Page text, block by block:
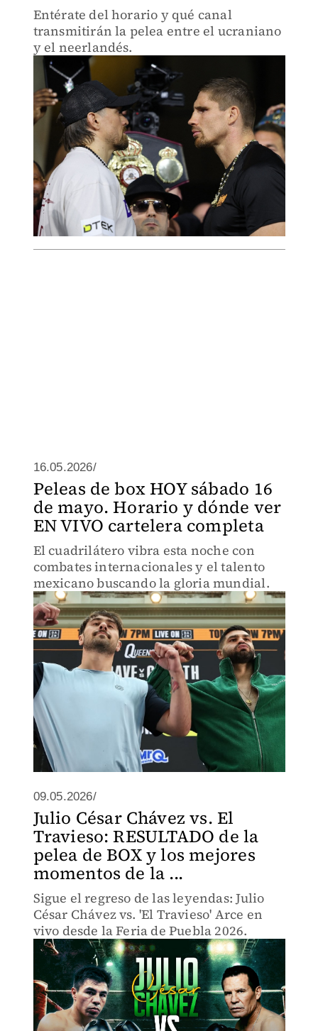
Entérate del horario y qué canal
transmitirán la pelea entre el ucraniano
y el neerlandés.
16.05.2026/
Peleas de box HOY sábado 16
de mayo. Horario y dónde ver
EN VIVO cartelera completa
El cuadrilátero vibra esta noche con
combates internacionales y el talento
mexicano buscando la gloria mundial.
09.05.2026/
Julio César Chávez vs. El
Travieso: RESULTADO de la
pelea de BOX y los mejores
momentos de la ...
Sigue el regreso de las leyendas: Julio
César Chávez vs. 'El Travieso' Arce en
vivo desde la Feria de Puebla 2026.